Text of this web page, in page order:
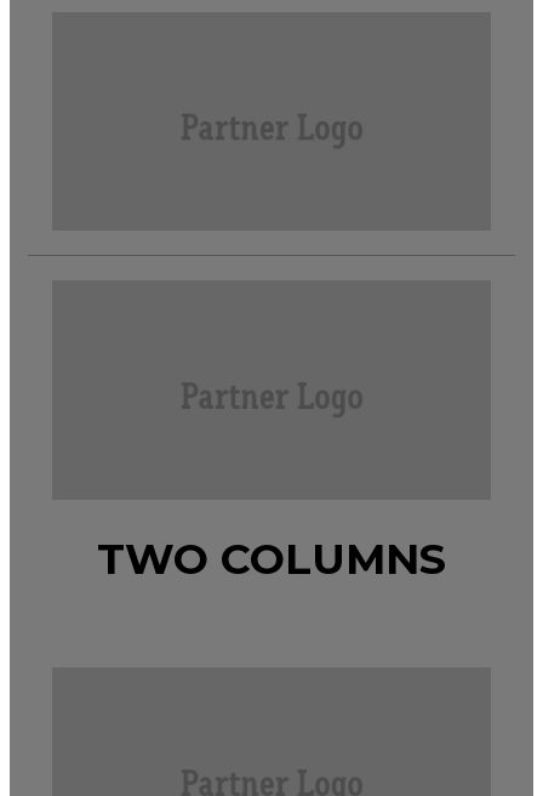
TWO COLUMNS